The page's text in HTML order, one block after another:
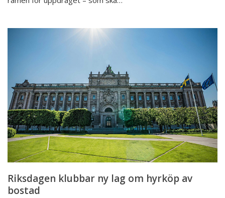
Riksdagen
hyrköp
bostad
Riksdagen klubbar ny lag om hyrköp av
bostad